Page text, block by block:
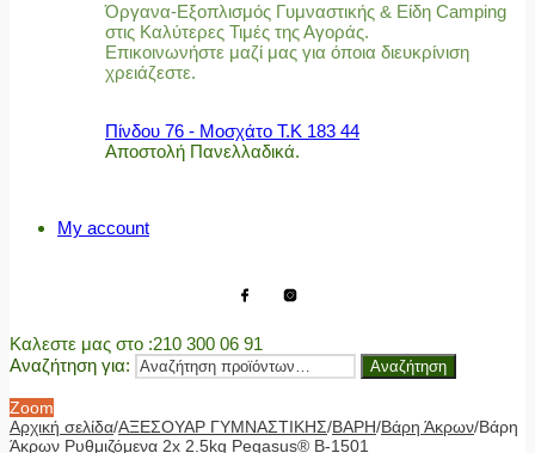
Όργανα-Εξοπλισμός Γυμναστικής & Είδη Camping
στις Καλύτερες Τιμές της Αγοράς.
Επικοινωνήστε μαζί μας για όποια διευκρίνιση
χρειάζεστε.
Πίνδου 76 - Μοσχάτο Τ.Κ 183 44
Αποστολή Πανελλαδικά.
My account
Καλεστε μας στο :210 300 06 91
Αναζήτηση για:
Αναζήτηση
Zoom
Αρχική σελίδα/ΑΞΕΣΟΥΑΡ ΓΥΜΝΑΣΤΙΚΗΣ/ΒΑΡΗ/Βάρη Άκρων/Βάρη
Άκρων Ρυθμιζόμενα 2x 2.5kg Pegasus® Β-1501